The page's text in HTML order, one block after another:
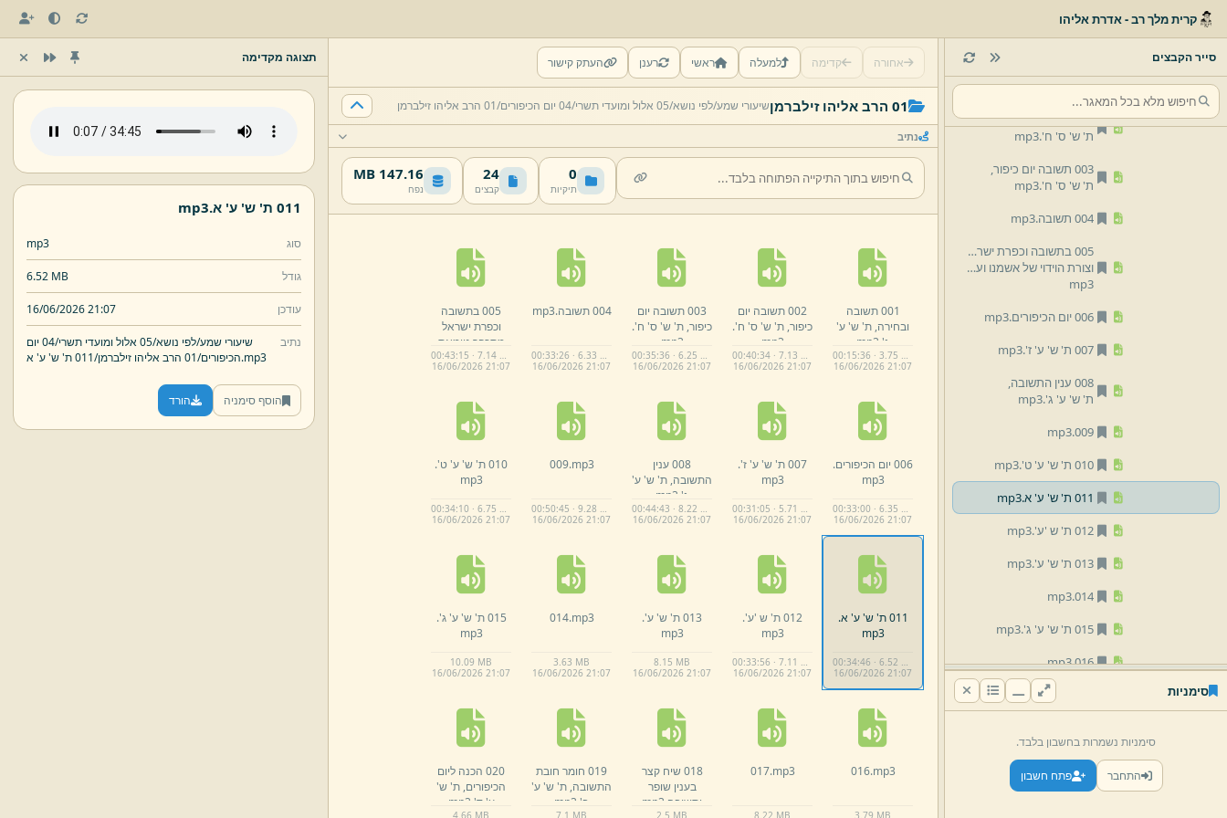
קרית מלך רב - אדרת אליהו
סייר הקבצים
01 הרב אליהו זילברמן
ת' ש' ע' ג'.mp3
002 תשובה יום כיפור,
ת' ש' ס' ח'.mp3
003 תשובה יום כיפור,
ת' ש' ס' ח'.mp3
004 תשובה.
mp3
005 בתשובה וכפרת ישראל מתכפר טומאת המקדש,
וצורת הוידוי של אשמנו ועל חטא.
mp3
006 יום הכיפורים.
mp3
007 ת' ש' ע' ז'.
mp3
008 ענין התשובה,
ת' ש' ע' ג'.mp3
009.
mp3
010 ת' ש' ע' ט'.
mp3
011 ת' ש' ע' א.
mp3
012 ת' ש 'ע'.
mp3
013 ת' ש' ע'.
mp3
014.
mp3
015 ת' ש' ע' ג'.
mp3
016.
mp3
mp3
mp3
019 חומר חובת התשובה,
ת' ש' ע' ב'.mp3
סימניות
סימניות נשמרות בחשבון בלבד.
התחבר פתח חשבון
אחורה קדימה למעלה ראשי רענן העתק קישור
01 הרב אליהו זילברמן שיעורי שמע/לפי נושא/05 אלול ומועדי תשרי/ 04 יום הכיפורים/ 01 הרב אליהו זילברמן
נתיב
0
תיקיות
24
קבצים
147.16 MB
נפח
001 תשובה
ובחירה, ת' ש' ע'
ג'. mp3
00:15:36 · 3.75 MB
16/06/2026 21:07
002 תשובה יום
כיפור, ת' ש' ס' ח'.
mp3
00:40:34 · 7.13 MB
16/06/2026 21:07
003 תשובה יום
כיפור, ת' ש' ס' ח'.
mp3
00:35:36 · 6.25 MB
16/06/2026 21:07
004 תשובה. mp3
00:33:26 · 6.33 MB
16/06/2026 21:07
005 בתשובה
וכפרת ישראל
מתכפר טומאת
המקדש,וצורת
הוידוי של אשמנו
00:43:15 · 7.14 MB
16/06/2026 21:07
006 יום הכיפורים.
mp3
00:33:00 · 6.35 MB
16/06/2026 21:07
007 ת' ש' ע' ז'.
mp3
00:31:05 · 5.71 MB
16/06/2026 21:07
008 ענין
התשובה, ת' ש' ע'
ג'. mp3
00:44:43 · 8.22 MB
16/06/2026 21:07
009.mp3
00:50:45 · 9.28 MB
16/06/2026 21:07
010 ת' ש' ע' ט'.
mp3
00:34:10 · 6.75 MB
16/06/2026 21:07
011 ת' ש' ע' א.
mp3
00:34:46 · 6.52 MB
16/06/2026 21:07
012 ת' ש 'ע'.
mp3
00:33:56 · 7.11 MB
16/06/2026 21:07
013 ת' ש' ע'.
mp3
8.15 MB
16/06/2026 21:07
014.mp3
3.63 MB
16/06/2026 21:07
015 ת' ש' ע' ג'.
mp3
10.09 MB
16/06/2026 21:07
016.mp3
3. 79 MB
017.mp3
8. 22 MB
018 שיח קצר
בענין שופר
ותשובה. mp3
2. 5 MB
019 חומר חובת
התשובה, ת' ש' ע'
ב'. mp3
7. 1 MB
020 הכנה ליום
הכיפורים, ת' ש'
ע' ד'. mp3
4. 66 MB
תצוגה מקדימה
011 ת' ש' ע' א. mp3
סוג mp3
גודל 6.52 MB
עודכן 16/06/2026 21:07
נתיב שיעורי שמע/לפי נושא/05 אלול ומועדי תשרי/
04 יום
הכיפורים/01 הרב אליהו זילברמן/ 011 ת' ש' ע' א.mp3
הוסף סימניה הורד